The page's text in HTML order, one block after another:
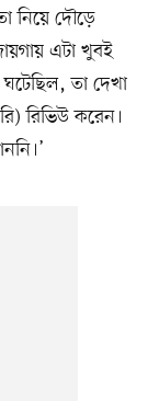
নিয়ে দৌড়ে
এটা খুবই
ঘটেছিল, তা দেখা
রিভিউ করেন।